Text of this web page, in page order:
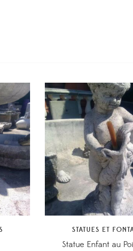
STATUES ET
Statue Enfant au